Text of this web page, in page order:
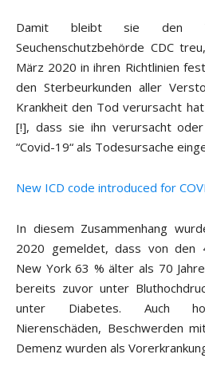
Damit bleibt sie den
Seuchenschutzbehörde CDC
März 2020 in ihren Richtlinien
den Sterbeurkunden aller
Krankheit den Tod verursacht
[!], dass sie ihn verursacht
“Covid-19“ als Todesursache
New ICD code introduced for
In diesem Zusammenhang
2020 gemeldet, dass von den
New York 63 % älter als 70
bereits zuvor unter
unter Diabetes. Auch
Nierenschäden, Beschwerden
Demenz wurden als